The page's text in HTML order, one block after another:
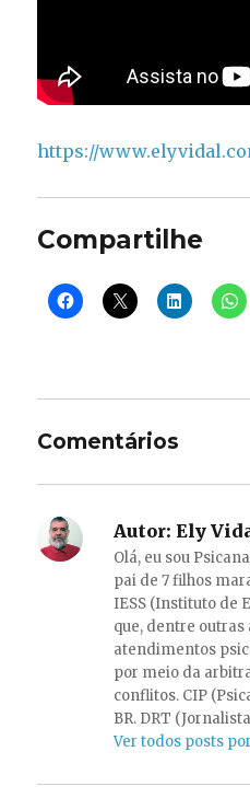
https://
Compartilhe
Comentários
Autor: Ely
Olá, eu sou
pai de 7 filhos
IESS (Instituto de
que, dentre
atendimentos
por meio da
conflitos. CIP
BR. DRT
Ver todos posts